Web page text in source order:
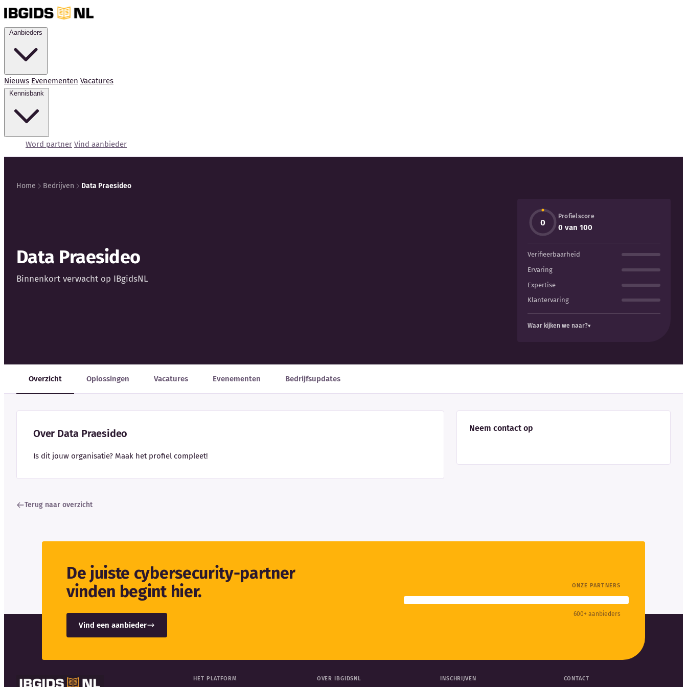
Nieuws Evenementen Vacatures
Word partner Vind aanbieder
Home Bedrijven Data Praesideo
Data Praesideo
Binnenkort verwacht op IBgidsNL
0
Profielscore
0 van 100
Verifieerbaarheid
Ervaring
Expertise
Klantervaring
Waar kijken we naar?
Overzicht Oplossingen Vacatures Evenementen Bedrijfsupdates
Over Data Praesideo
Is dit jouw organisatie? Maak het profiel compleet!
Neem contact op
Terug naar overzicht
De juiste cybersecurity-partner
vinden begint hier.
Vind een aanbieder
ONZE PARTNERS
600+ aanbieders
HET PLATFORM OVER IBGIDSNL INSCHRIJVEN CONTACT